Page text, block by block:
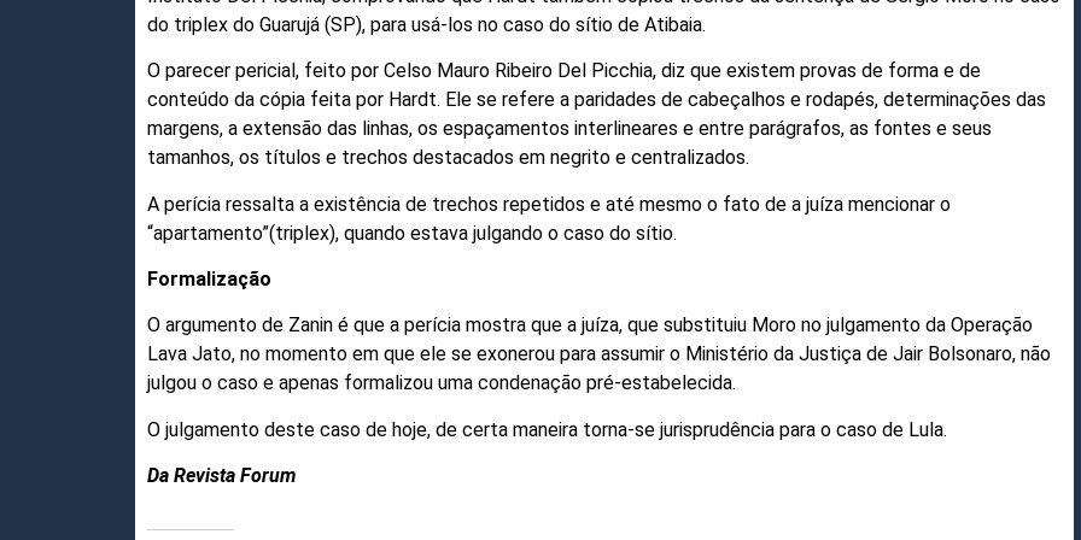
do triplex do Guarujá (SP), para usá-los no caso do sítio de Atibaia.
O parecer pericial, feito por Celso Mauro Ribeiro Del Picchia, diz que existem provas de forma e de
conteúdo da cópia feita por Hardt. Ele se refere a paridades de cabeçalhos e rodapés, determinações das
margens, a extensão das linhas, os espaçamentos interlineares e entre parágrafos, as fontes e seus
tamanhos, os títulos e trechos destacados em negrito e centralizados.
A perícia ressalta a existência de trechos repetidos e até mesmo o fato de a juíza mencionar o
“apartamento”(triplex), quando estava julgando o caso do sítio.
Formalização
O argumento de Zanin é que a perícia mostra que a juíza, que substituiu Moro no julgamento da Operação
Lava Jato, no momento em que ele se exonerou para assumir o Ministério da Justiça de Jair Bolsonaro, não
julgou o caso e apenas formalizou uma condenação pré-estabelecida.
O julgamento deste caso de hoje, de certa maneira torna-se jurisprudência para o caso de Lula.
Da Revista Forum